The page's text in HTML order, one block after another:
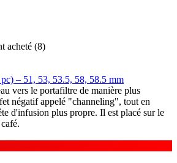
acheté (8)
– 51, 53, 53.5, 58, 58.5 mm
vers le portafiltre de manière plus
négatif appelé "channeling", tout en
d'infusion plus propre. Il est placé sur le